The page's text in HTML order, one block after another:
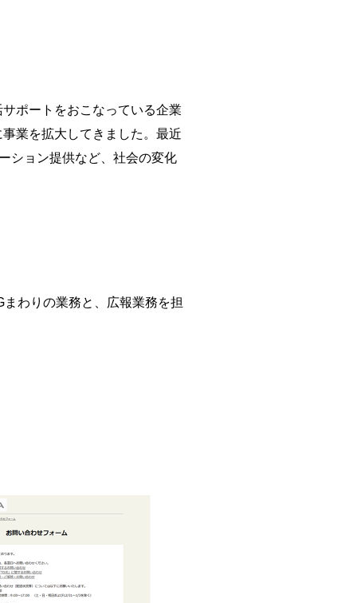
ポートをおこなっている企業
業を拡大してきました。最近
ション提供など、社会の変化
わりの業務と、広報業務を担